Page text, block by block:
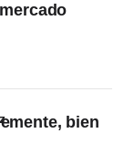
bien